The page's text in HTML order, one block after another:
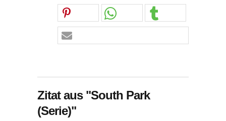
Zitat aus "South Park
(Serie)"